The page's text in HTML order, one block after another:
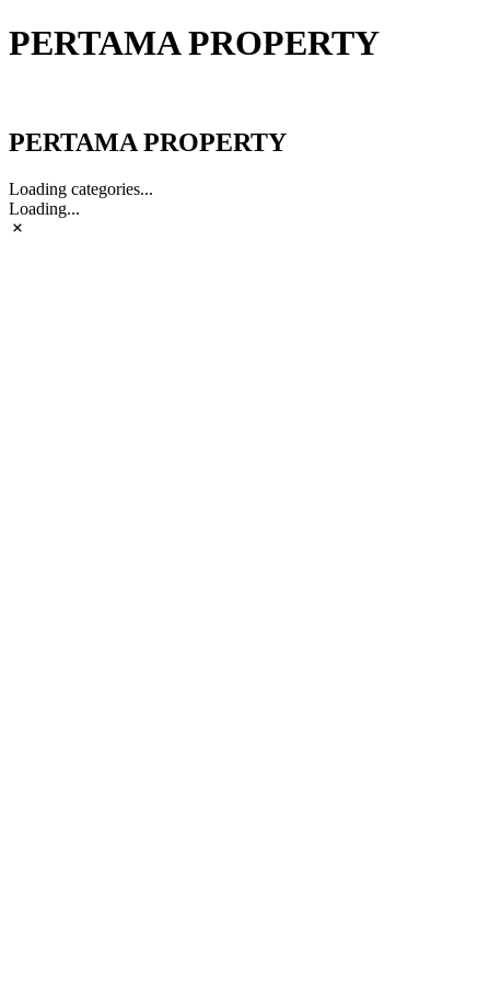
PERTAMA PROPERTY
PERTAMA PROPERTY
Loading categories...
Loading...